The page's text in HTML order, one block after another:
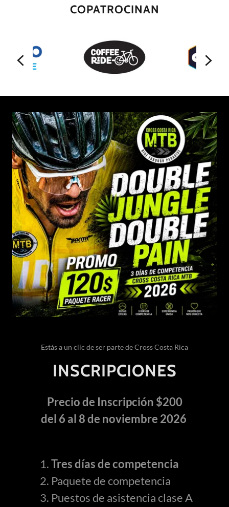
COPATROCINAN
Estás a un clic de ser parte de Cross Costa Rica
INSCRIPCIONES
Precio de Inscripción $200
del 6 al 8 de noviembre 2026
Tres días de competencia
Paquete de competencia
Puestos de asistencia clase A